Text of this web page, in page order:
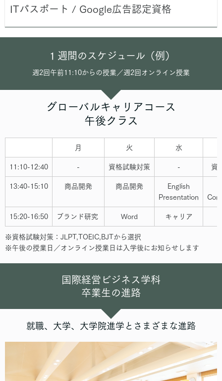
ITパスポート / Google広告認定資格
１週間のスケジュール（例）
週2回午前11:10からの授業／週2回オンライン授業
グローバルキャリアコース
午後クラス
月 火 水
11:10-12:40 - 資格試験対策 - 資
13:40-15:10 商品開発 商品開発
English
Presentation
15:20-16:50 ブランド研究 Word キャリア
※資格試験対策：JLPT,TOEIC,BJTから選択
※午後の授業日／オンライン授業日は入学後にお知らせします
国際経営ビジネス学科
卒業生の進路
就職、大学、大学院進学とさまざまな進路